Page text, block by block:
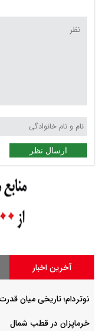
ارسال نظر
آخرین اخبار
نوتردام؛ تاریخی میان
خرماپزان در قطب شمال